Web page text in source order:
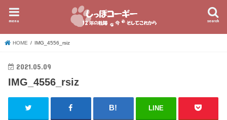
search
menu
HOME IMG_4556_rsiz
2021.05.09
IMG_4556_rsiz
LINE